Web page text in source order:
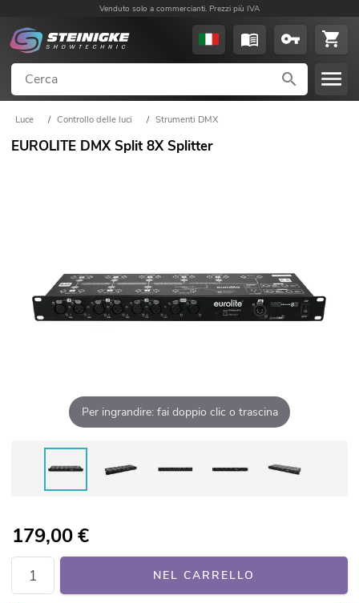
Venduto solo a commercianti. Prezzi più IVA
Luce / Controllo delle luci / Strumenti DMX
EUROLITE DMX Split 8X Splitter
Per ingrandire: fai doppio clic o trascina
179,00€
NEL CARRELLO